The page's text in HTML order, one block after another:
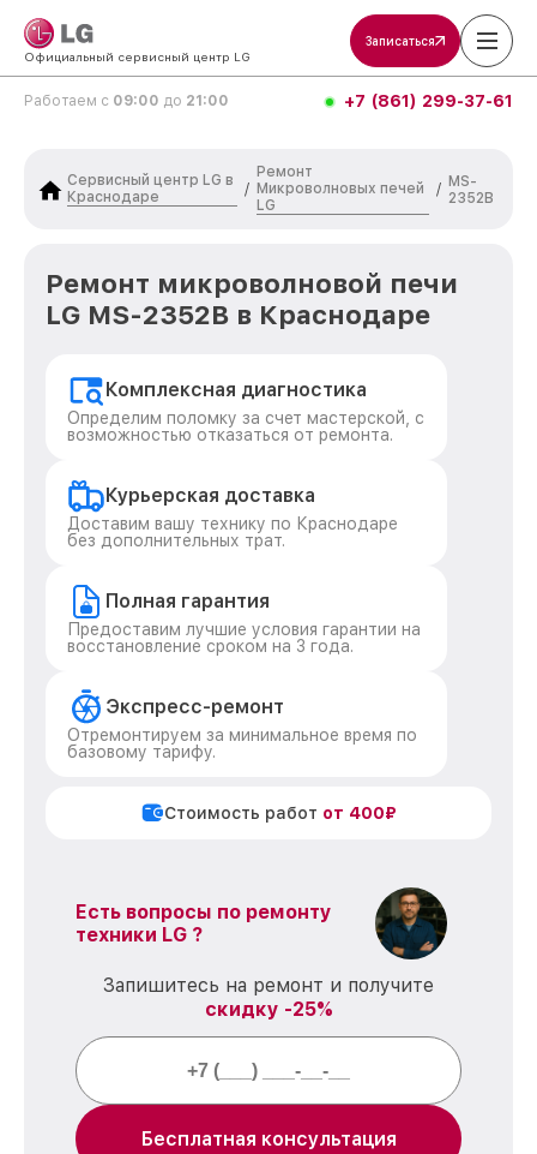
Официальный сервисный центр LG
Записаться
Работаем с 09:00 до 21:00 +7 (861) 299-37-61
Сервисный центр LG в
Краснодаре
/
Ремонт
Микроволновых печей
LG
/ MS-
2352B
Ремонт микроволновой печи
LG MS-2352B в Краснодаре
Комплексная диагностика
Определим поломку за счет мастерской, с
возможностью отказаться от ремонта.
Курьерская доставка
Доставим вашу технику по Краснодаре
без дополнительных трат.
Полная гарантия
Предоставим лучшие условия гарантии на
восстановление сроком на 3 года.
Экспресс-ремонт
Отремонтируем за минимальное время по
базовому тарифу.
Стоимость работ от 400₽
Есть вопросы по ремонту
техники LG ?
Запишитесь на ремонт и получите
скидку -25%
Бесплатная консультация